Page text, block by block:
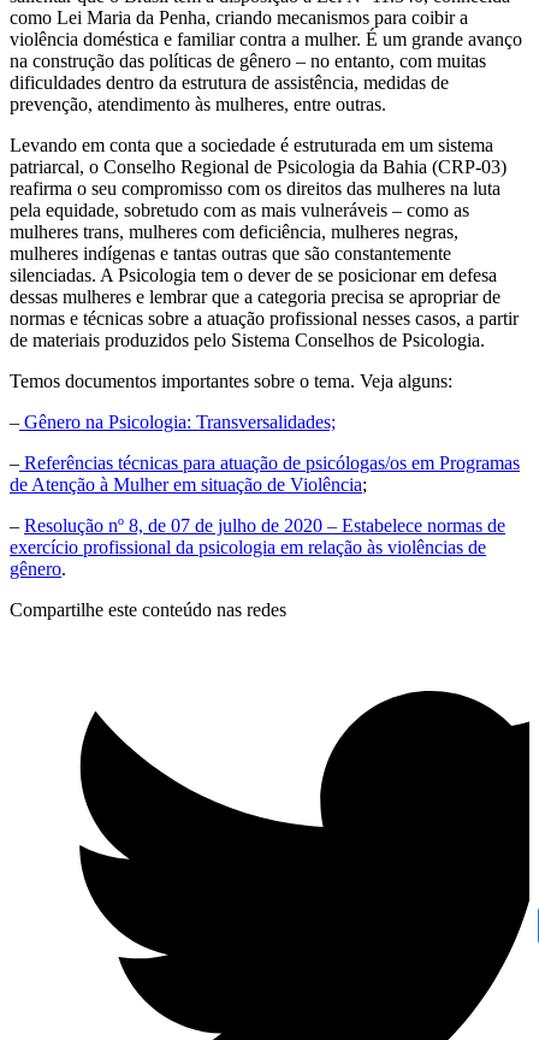
como Lei Maria da Penha, criando mecanismos para coibir a
violência doméstica e familiar contra a mulher. É um grande avanço
na construção das políticas de gênero – no entanto, com muitas
dificuldades dentro da estrutura de assistência, medidas de
prevenção, atendimento às mulheres, entre outras.
Levando em conta que a sociedade é estruturada em um sistema
patriarcal, o Conselho Regional de Psicologia da Bahia (CRP-03)
reafirma o seu compromisso com os direitos das mulheres na luta
pela equidade, sobretudo com as mais vulneráveis – como as
mulheres trans, mulheres com deficiência, mulheres negras,
mulheres indígenas e tantas outras que são constantemente
silenciadas. A Psicologia tem o dever de se posicionar em defesa
dessas mulheres e lembrar que a categoria precisa se apropriar de
normas e técnicas sobre a atuação profissional nesses casos, a partir
de materiais produzidos pelo Sistema Conselhos de Psicologia.
Temos documentos importantes sobre o tema. Veja alguns:
– Gênero na Psicologia: Transversalidades;
– Referências técnicas para atuação de psicólogas/os em Programas
de Atenção à Mulher em situação de Violência;
– Resolução nº 8, de 07 de julho de 2020 – Estabelece normas de
exercício profissional da psicologia em relação às violências de
gênero.
Compartilhe este conteúdo nas redes